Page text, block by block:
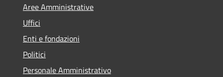
Aree Amministrative
Uffici
Enti e fondazioni
Politici
Personale Amministrativo